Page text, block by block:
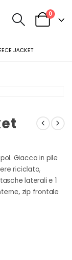
0
JACKET
Giacca in pile
riciclato,
laterali e 1
zip frontale